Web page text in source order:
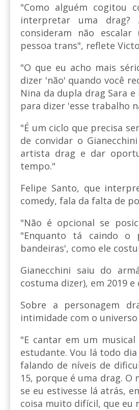
"Como alguém cogitou
interpretar uma drag?
consideram não
pessoa trans", reflete
"O que eu acho mais
dizer 'não' quando você
Nina da dupla drag Sara
para dizer 'esse trabalho
"É um ciclo que precisa
de convidar o
artista drag e dar
tempo."
Felipe Santo, que
comedy, fala da falta de
"Não é opcional se
"Enquanto tá caindo o
bandeiras', como ele
Gianecchini saiu do
costuma dizer), em 2019
Sobre a personagem
intimidade com o
"E cantar em um
estudante. Vou lá todo
falando de níveis de
15, porque é uma drag. O
se eu estivesse lá atrás,
coisa muito difícil, que eu